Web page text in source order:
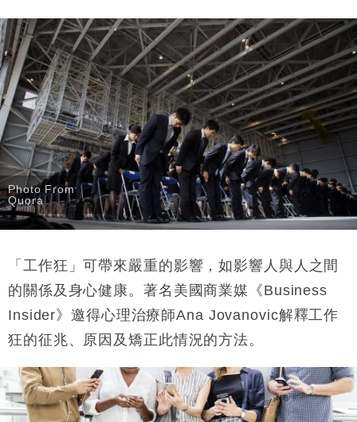
Photo From
Quora
「工作狂」可帶來嚴重的影響，如影響人與人之間
的關係及身心健康。著名美國商業媒《Business
Insider》邀得心理治療師Ana Jovanovic解釋工作
狂的征兆、原因及矯正此情況的方法。